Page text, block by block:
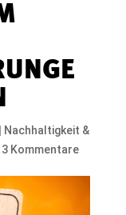
Nachhaltigkeit &
3 Kommentare